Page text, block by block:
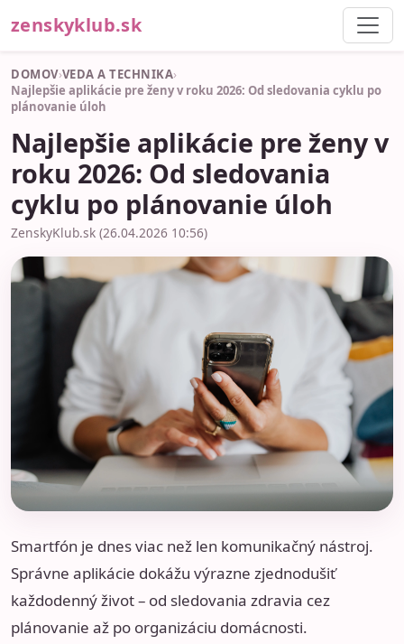
zenskyklub.sk
DOMOV›VEDA A TECHNIKA›
Najlepšie aplikácie pre ženy v roku 2026: Od sledovania cyklu po
plánovanie úloh
Najlepšie aplikácie pre ženy v
roku 2026: Od sledovania
cyklu po plánovanie úloh
ZenskyKlub.sk (26.04.2026 10:56)
Smartfón je dnes viac než len komunikačný nástroj.
Správne aplikácie dokážu výrazne zjednodušiť
každodenný život – od sledovania zdravia cez
plánovanie až po organizáciu domácnosti.